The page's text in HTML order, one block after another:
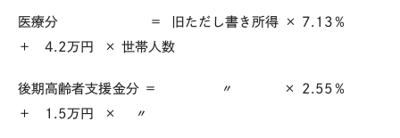
医療分 ＝ 旧ただし書き所得 × 7.13 ％
＋4.2万円 × 世帯人数
後期高齢者支援金分 ＝ 〃 × 2.55 ％
＋
1.5万円 × 〃